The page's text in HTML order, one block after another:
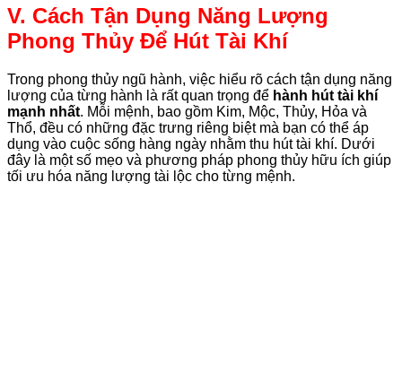
V. Cách Tận Dụng Năng Lượng
Phong Thủy Để Hút Tài Khí
Trong phong thủy ngũ hành, việc hiểu rõ cách tận dụng năng
lượng của từng hành là rất quan trọng để hành hút tài khí
mạnh nhất. Mỗi mệnh, bao gồm Kim, Mộc, Thủy, Hỏa và
Thổ, đều có những đặc trưng riêng biệt mà bạn có thể áp
dụng vào cuộc sống hàng ngày nhằm thu hút tài khí. Dưới
đây là một số mẹo và phương pháp phong thủy hữu ích giúp
tối ưu hóa năng lượng tài lộc cho từng mệnh.